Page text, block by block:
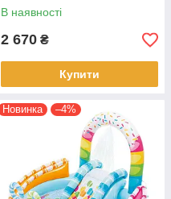
В наявності
2 670 ₴
Купити
Новинка –4%